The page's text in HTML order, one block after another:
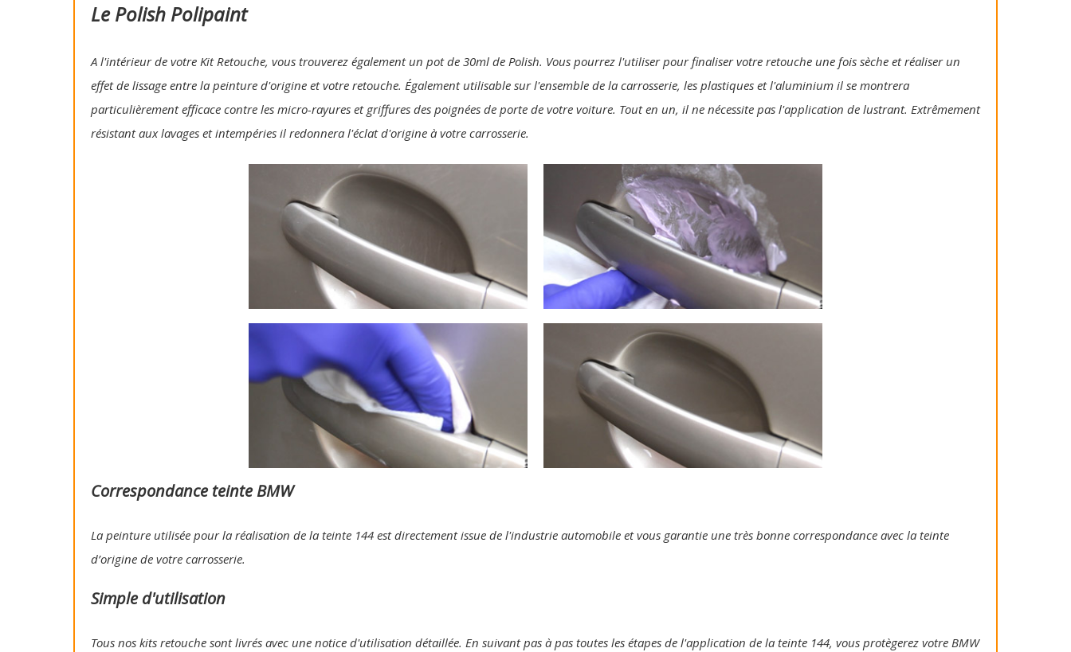
Le Polish Polipaint
A l'intérieur de votre Kit Retouche, vous trouverez également un pot de 30ml de Polish. Vous pourrez l'utiliser pour finaliser votre retouche une fois sèche et réaliser un
effet de lissage entre la peinture d'origine et votre retouche. Également utilisable sur l'ensemble de la carrosserie, les plastiques et l'aluminium il se montrera
particulièrement efficace contre les micro-rayures et griffures des poignées de porte de votre voiture. Tout en un, il ne nécessite pas l'application de lustrant. Extrêmement
résistant aux lavages et intempéries il redonnera l'éclat d'origine à votre carrosserie.
Correspondance teinte BMW
La peinture utilisée pour la réalisation de la teinte 144 est directement issue de l'industrie automobile et vous garantie une très bonne correspondance avec la teinte
d’origine de votre carrosserie.
Simple d'utilisation
Tous nos kits retouche sont livrés avec une notice d'utilisation détaillée. En suivant pas à pas toutes les étapes de l'application de la teinte 144, vous protègerez votre BMW